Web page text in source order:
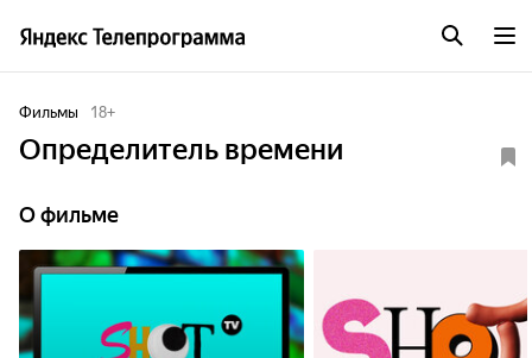
Фильмы 18+
Определитель времени
О фильме